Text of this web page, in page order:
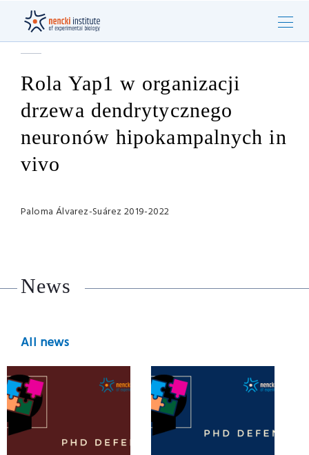
Rola Yap1 w organizacji
drzewa dendrytycznego
neuronów hipokampalnych in
vivo
Paloma Álvarez-Suárez 2019-2022
News
All news